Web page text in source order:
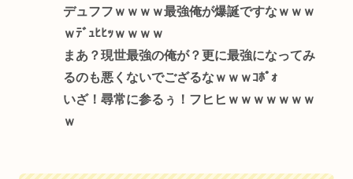
デュフフｗｗｗｗ最強俺が爆誕ですなｗｗｗ
ｗﾃﾞｭﾋﾋｯｗｗｗｗ
まあ？現世最強の俺が？更に最強になってみ
るのも悪くないでござるなｗｗｗｺﾎﾟｫ
いざ！尋常に参るぅ！フヒヒｗｗｗｗｗｗｗ
ｗ